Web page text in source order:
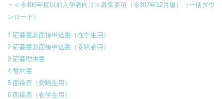
・ ≪令和6年度以前入学者向け≫募集要項（令和7年12月版）（一括ダウ
ンロード）
1 応募書兼面接申込書（在学生用）
2 応募書兼面接申込書（受験者用）
3 応募理由書
4 誓約書
5 面接票（受験生用）
6 面接票（在学生用）